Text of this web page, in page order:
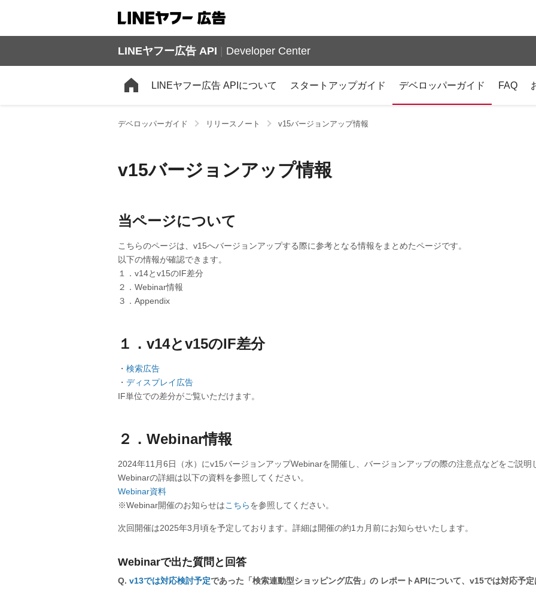
LINEヤフー広告 API Developer Center
LINEヤフー広告 APIについて スタートアップガイド デベロッパーガイド FAQ
デベロッパーガイド リリースノート v15バージョンアップ情報
v15バージョンアップ情報
当ページについて
こちらのページは、v15へバージョンアップする際に参考となる情報をまとめたページです。
以下の情報が確認できます。
１．v14とv15のIF差分
２．Webinar情報
３．Appendix
１．v14とv15のIF差分
・ 検索広告
・ ディスプレイ広告
IF単位での差分がご覧いただけます。
２．Webinar情報
2024年11月6日（水）にv15バージョンアップWebinarを開催し、バージョンアップの際の注意点などをご説明
Webinarの詳細は以下の資料を参照してください。
Webinar資料
※Webinar開催のお知らせはこちらを参照してください。
次回開催は2025年3月頃を予定しております。詳細は開催の約1カ月前にお知らせいたします。
Webinarで出た質問と回答
Q. v13では対応検討予定であった「検索連動型ショッピング広告」の レポートAPIについて、v15では対応予定